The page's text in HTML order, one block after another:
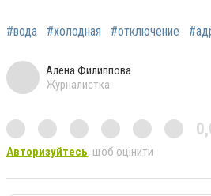
#вода #холодная #отключение
Алена Филиппова
Журналистка
Авторизуйтесь, щоб оцінити